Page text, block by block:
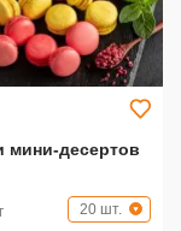
мини-десертов
20 шт.